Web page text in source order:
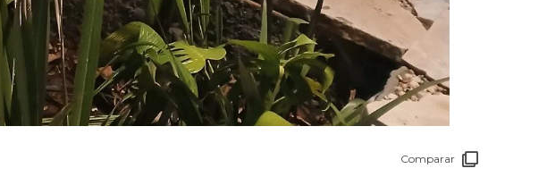
Comparar